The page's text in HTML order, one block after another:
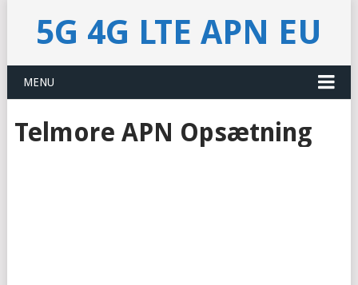
5G 4G LTE APN EU
MENU
Telmore APN Opsætning